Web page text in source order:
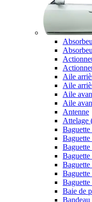
Aile
Aile
Aile
Aile
Antenne
Attelage
Baguette
Baguette
Baguette
Baguette
Baie de